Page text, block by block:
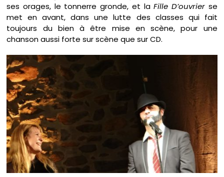
ses orages, le tonnerre gronde, et laFille D’ouvrierse
met en avant, dans une lutte des classes qui fait
toujours du bien à être mise en scène, pour une
chanson aussi forte sur scène que sur CD.